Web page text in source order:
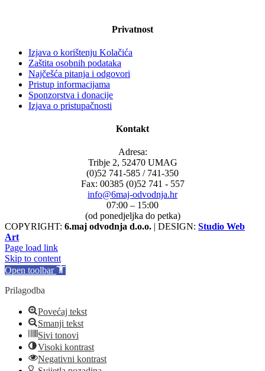
Privatnost
Izjava o korištenju Kolačića
Zaštita osobnih podataka
Najčešća pitanja i odgovori
Pristup informacijama
Sponzorstva i donacije
Izjava o pristupačnosti
Kontakt
Adresa:
Tribje 2, 52470 UMAG
(0)52 741-585 / 741-350
Fax: 00385 (0)52 741 - 557
info@6maj-odvodnja.hr
07:00 – 15:00
(od ponedjeljka do petka)
COPYRIGHT: 6.maj odvodnja d.o.o. | DESIGN: Studio Web
Art
Page load link
Skip to content
Open toolbar
Prilagodba
Povećaj tekst
Smanji tekst
Sivi tonovi
Visoki kontrast
Negativni kontrast